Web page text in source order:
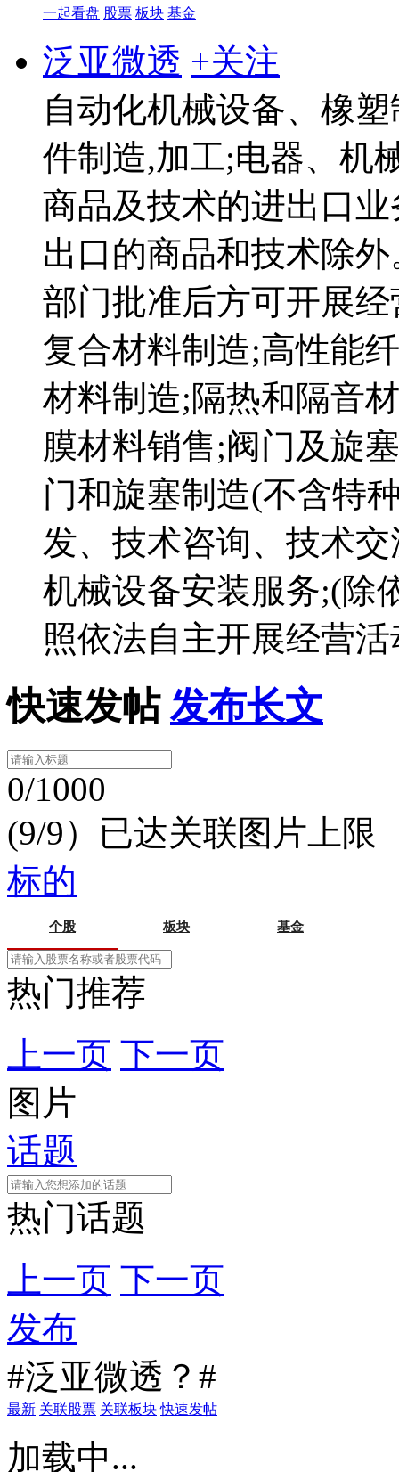
一起看盘 股票 板块 基金
泛亚微透 +关注
自动化机械设备、橡
件制造,加工;电器、机
商品及技术的进出口
出口的商品和技术除
部门批准后方可开展
复合材料制造;高性能
材料制造;隔热和隔音
膜材料销售;阀门及旋
门和旋塞制造(不含特
发、技术咨询、技术
机械设备安装服务;(除
照依法自主开展经营活
快速发帖 发布长文
0/1000
(9/9）已达关联图片上限
标的
个股 板块 基金
热门推荐
上一页 下一页
图片
话题
热门话题
上一页 下一页
发布
#泛亚微透？#
最新 关联股票 关联板块 快速发帖
加载中...